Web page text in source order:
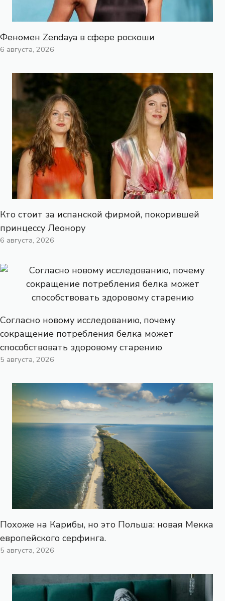
Феномен Zendaya в сфере роскоши
6 августа, 2026
Кто стоит за испанской фирмой, покорившей
принцессу Леонору
6 августа, 2026
Согласно новому исследованию, почему
сокращение потребления белка может
способствовать здоровому старению
5 августа, 2026
Похоже на Карибы, но это Польша: новая Мекка
европейского серфинга.
5 августа, 2026